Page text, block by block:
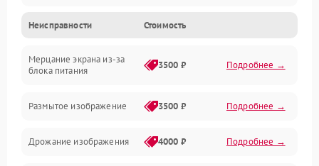
Лампа подсветки
Неисправность управления и интерфейсов
Неисправности Стоимость
Мерцание экрана из-за
блока питания
3500 ₽ Подробнее →
Размытое изображение 3500 ₽ Подробнее →
Дрожание изображения 4000 ₽ Подробнее →